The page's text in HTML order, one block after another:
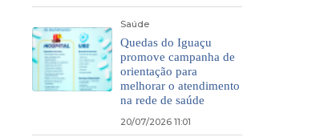
Saúde
Quedas do Iguaçu
promove campanha de
orientação para
melhorar o atendimento
na rede de saúde
20/07/2026 11:01